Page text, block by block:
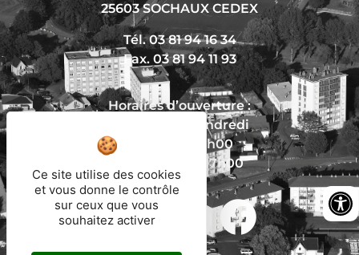
25603 SOCHAUX CEDEX
Tél. 03 81 94 16 34
Fax. 03 81 94 11 93
Horaires d’ouverture :
Du lundi au vendredi
De 8h30 à 12h00
Et de 13h30 à 17h00
Nous écrire
Ce site utilise des cookies
et vous donne le contrôle
sur ceux que vous
souhaitez activer